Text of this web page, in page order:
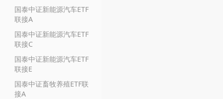
国泰中证新能源汽车ETF
联接A
国泰中证新能源汽车ETF
联接C
国泰中证新能源汽车ETF
联接E
国泰中证畜牧养殖ETF联
接A